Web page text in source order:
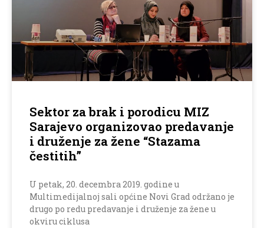
Sektor za brak i porodicu MIZ
Sarajevo organizovao predavanje
i druženje za žene “Stazama
čestitih”
U petak, 20. decembra 2019. godine u
Multimedijalnoj sali općine Novi Grad održano je
drugo po redu predavanje i druženje za žene u
okviru ciklusa